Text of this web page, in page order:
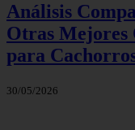
Análisis
Otras Mejores
para
30/05/2026